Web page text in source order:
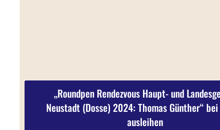
„Roundpen Rendezvous Haupt- und
Neustadt (Dosse) 2024: Thomas Günther“
ausleihen